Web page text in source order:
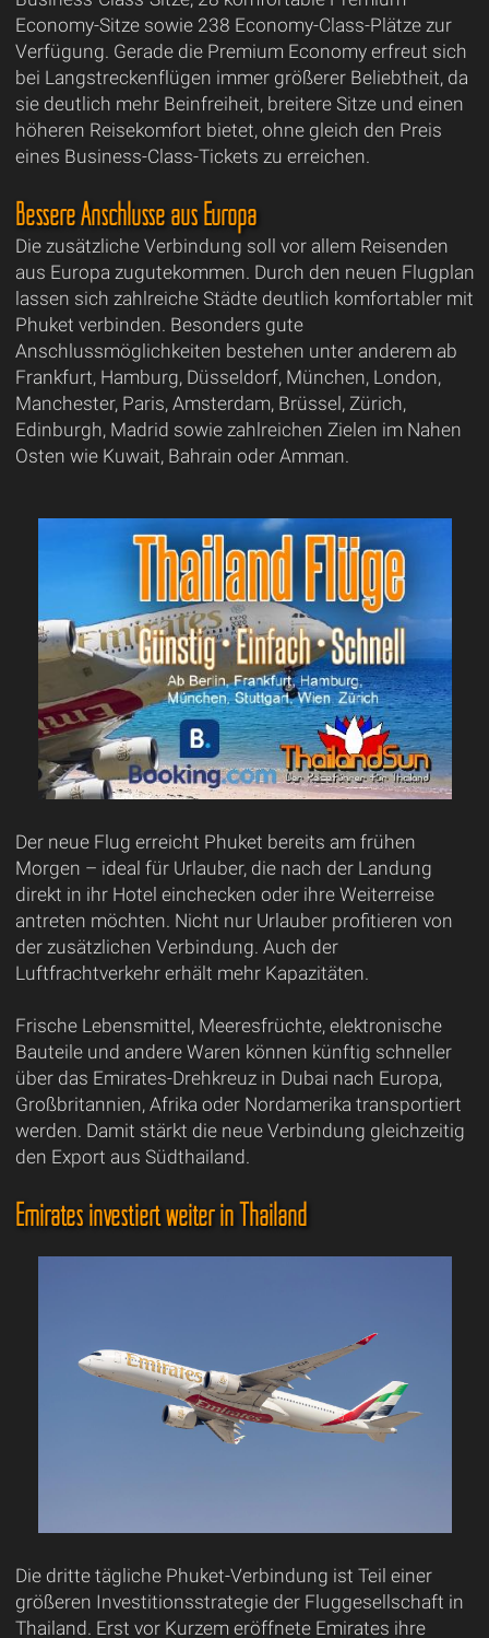
Economy-Sitze sowie 238 Economy-Class-Plätze zur
Verfügung. Gerade die Premium Economy erfreut sich
bei Langstreckenflügen immer größerer Beliebtheit, da
sie deutlich mehr Beinfreiheit, breitere Sitze und einen
höheren Reisekomfort bietet, ohne gleich den Preis
eines Business-Class-Tickets zu erreichen.
Bessere Anschlüsse aus Europa
Die zusätzliche Verbindung soll vor allem Reisenden
aus Europa zugutekommen. Durch den neuen Flugplan
lassen sich zahlreiche Städte deutlich komfortabler mit
Phuket verbinden. Besonders gute
Anschlussmöglichkeiten bestehen unter anderem ab
Frankfurt, Hamburg, Düsseldorf, München, London,
Manchester, Paris, Amsterdam, Brüssel, Zürich,
Edinburgh, Madrid sowie zahlreichen Zielen im Nahen
Osten wie Kuwait, Bahrain oder Amman.
Der neue Flug erreicht Phuket bereits am frühen
Morgen – ideal für Urlauber, die nach der Landung
direkt in ihr Hotel einchecken oder ihre Weiterreise
antreten möchten. Nicht nur Urlauber profitieren von
der zusätzlichen Verbindung. Auch der
Luftfrachtverkehr erhält mehr Kapazitäten.
Frische Lebensmittel, Meeresfrüchte, elektronische
Bauteile und andere Waren können künftig schneller
über das Emirates-Drehkreuz in Dubai nach Europa,
Großbritannien, Afrika oder Nordamerika transportiert
werden. Damit stärkt die neue Verbindung gleichzeitig
den Export aus Südthailand.
Emirates investiert weiter in Thailand
Die dritte tägliche Phuket-Verbindung ist Teil einer
größeren Investitionsstrategie der Fluggesellschaft in
Thailand. Erst vor Kurzem eröffnete Emirates ihre